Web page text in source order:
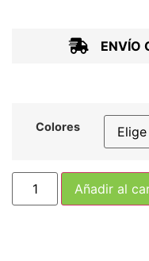
ENVÍO
Colores
Añadir al